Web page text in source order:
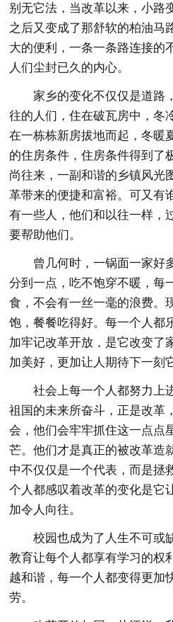
别无它法，当改革以来，小路
之后又变成了那舒软的柏油马
大的便利，一条一条路连接的
人们尘封已久的内心。
家乡的变化不仅仅是道路
往的人们，住在破瓦房中，冬
在一栋栋新房拔地而起，冬暖
的住房条件，住房条件得到了
尚往来，一副和谐的乡镇风光
革带来的便捷和富裕。可又有
有一些人，他们和以往一样，
要帮助他们。
曾几何时，一锅面一家好
分到一点，吃不饱穿不暖，每
食，不会有一丝一毫的浪费。
饱，餐餐吃得好。每一个人都
加牢记改革开放，是它改变了
加美好，更加让人期待下一刻
社会上每一个人都努力上
祖国的未来所奋斗，正是改革
会，他们会牢牢抓住这一点点
芒。他们才是真正的被改革造
中不仅仅是一个代表，而是拯
个人都感叹着改革的变化是它
加令人向往。
校园也成为了人生不可或
教育让每个人都享有学习的权
越和谐，每一个人都变得更加
劳。